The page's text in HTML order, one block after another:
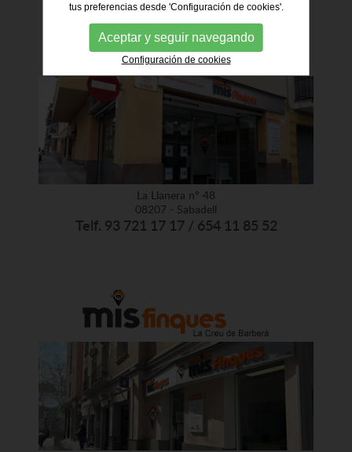
La Llanera nº 48
08207 - Sabadell
Telf. 93 721 17 17 / 654 11 85 52
tus preferencias desde 'Configuración de cookies'.
Aceptar y seguir navegando
Configuración de cookies